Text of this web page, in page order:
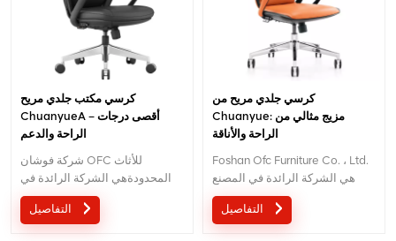
كرسي مكتب جلدي مريح
ChuanyueA – أقصى درجات
الراحة والدعم
شركة فوشان OFC للأثاث
المحدودةهي الشركة الرائدة في
تصنيع الكراسي المكتبية المريحة
عالية الجودة.مع 5 سنوات من
كرسي جلدي مريح من
Chuanyue: مزيج مثالي من
الراحة والأناقة
Foshan Ofc Furniture Co. ، Ltd.
هي الشركة الرائدة في المصنع
لكراسي المكاتب المريحة
الراقية.مع 5 سنوات من خدمة ما